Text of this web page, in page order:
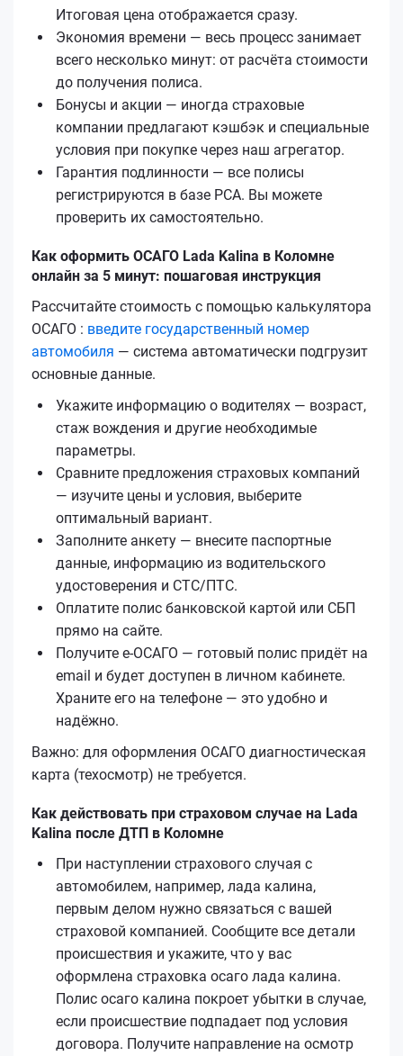
Итоговая цена отображается сразу.
Экономия времени — весь процесс занимает
всего несколько минут: от расчёта стоимости
до получения полиса.
Бонусы и акции — иногда страховые
компании предлагают кэшбэк и специальные
условия при покупке через наш агрегатор.
Гарантия подлинности — все полисы
регистрируются в базе РСА. Вы можете
проверить их самостоятельно.
Как оформить ОСАГО Lada Kalina в Коломне
онлайн за 5 минут: пошаговая инструкция
Рассчитайте стоимость с помощью калькулятора
ОСАГО : введите государственный номер
автомобиля — система автоматически подгрузит
основные данные.
Укажите информацию о водителях — возраст,
стаж вождения и другие необходимые
параметры.
Сравните предложения страховых компаний
— изучите цены и условия, выберите
оптимальный вариант.
Заполните анкету — внесите паспортные
данные, информацию из водительского
удостоверения и СТС/ПТС.
Оплатите полис банковской картой или СБП
прямо на сайте.
Получите е‑ОСАГО — готовый полис придёт на
email и будет доступен в личном кабинете.
Храните его на телефоне — это удобно и
надёжно.
Важно: для оформления ОСАГО диагностическая
карта (техосмотр) не требуется.
Как действовать при страховом случае на Lada
Kalina после ДТП в Коломне
При наступлении страхового случая с
автомобилем, например, лада калина,
первым делом нужно связаться с вашей
страховой компанией. Сообщите все детали
происшествия и укажите, что у вас
оформлена страховка осаго лада калина.
Полис осаго калина покроет убытки в случае,
если происшествие подпадает под условия
договора. Получите направление на осмотр